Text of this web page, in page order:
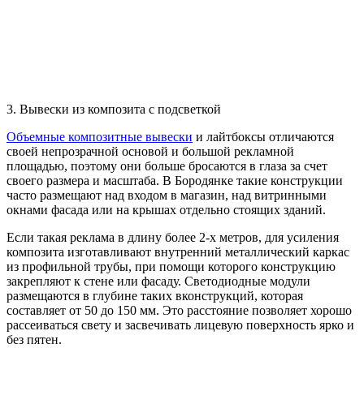
3. Вывески из композита с подсветкой
Объемные композитные вывески и лайтбоксы отличаются
своей непрозрачной основой и большой рекламной
площадью, поэтому они больше бросаются в глаза за счет
своего размера и масштаба. В Бородянке такие конструкции
часто размещают над входом в магазин, над витринными
окнами фасада или на крышах отдельно стоящих зданий.
Если такая реклама в длину более 2-х метров, для усиления
композита изготавливают внутренний металлический каркас
из профильной трубы, при помощи которого конструкцию
закрепляют к стене или фасаду. Светодиодные модули
размещаются в глубине таких вконструкций, которая
составляет от 50 до 150 мм. Это расстояние позволяет хорошо
рассеиваться свету и засвечивать лицевую поверхность ярко и
без пятен.